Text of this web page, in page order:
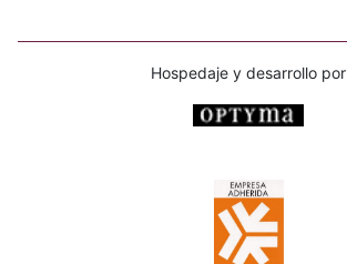
Hospedaje y desarrollo por